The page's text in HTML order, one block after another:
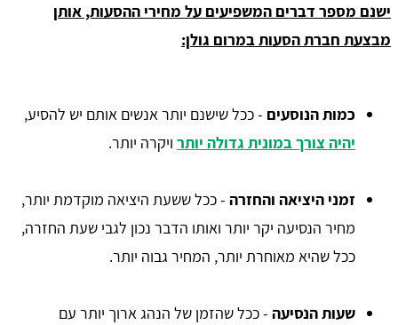
ישנם מספר דברים המשפיעים על מחירי ההסעות, אותן
מבצעת חברת הסעות במרום גולן:
כמות הנוסעים - ככל שישנם יותר אנשים אותם יש להסיע,
יהיה צורך במונית גדולה יותר ויקרה יותר.
זמני היציאה והחזרה - ככל ששעת היציאה מוקדמת יותר,
מחיר הנסיעה יקר יותר ואותו הדבר נכון לגבי שעת החזרה,
ככל שהיא מאוחרת יותר, המחיר גבוה יותר.
שעות הנסיעה - ככל שהזמן של הנהג ארוך יותר עם